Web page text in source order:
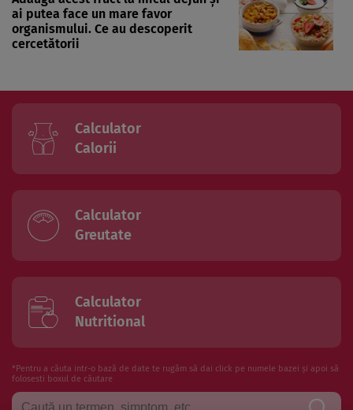
ai putea face un mare favor
organismului. Ce au descoperit
cercetătorii
Calculator
Calorii
Calculator
Greutate
Calculator
Nutritional
*Pentru a căuta intr-o bază de date te rugăm să dai click pe numele bazei și apoi să
folosesti boxul de căutare